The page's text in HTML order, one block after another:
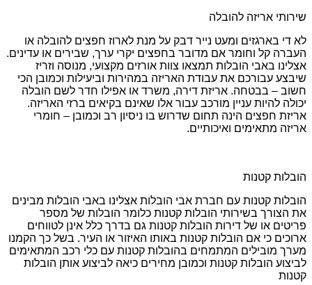
שירותי אריזה להובלה
לא די בארגזים ומעט נייר דבק על מנת לארוז חפצים להובלה או
העברה קל וחומר אם מדובר בחפצים יקרי ערך, שבירים או עדינים.
אצלינו באבי הובלות תמצאו צוות אורזים מקצועי, מנוסה וזריז
שיבצע עבורכם את עבודת האריזה במהירות וביעילות וכמובן הכי
חשוב – בבטחה. אריזת דירה, משרד או אפילו חדר לשם הובלה
יכולה להיות עניין מורכב עבור אלו שאינם בקיאים ברזי האריזה.
אריזת חפצים הינה תחום שדרוש בו ניסיון רב וכמובן – חומרי
אריזה מתאימים ואיכותיים.
הובלות קטנות
הובלות קטנות עם חברת אבי הובלות אצלינו באבי הובלות מבינים
את הצורך בשירותי הובלות קטנות כלומר הובלות של מספר
פריטים או של דירות הובלות קטנות גם בדרך כלל אינן לטווחים
ארוכים כי אם הובלות קטנות באותו האיזור או העיר. בשל כך הקמנו
מערך מובילים המתמחים בהובלות קטנות עם כלי רכב המתאימים
לביצוע הובלות קטנות וכמובן מחירים כיאה לביצוע אותן הובלות
קטנות